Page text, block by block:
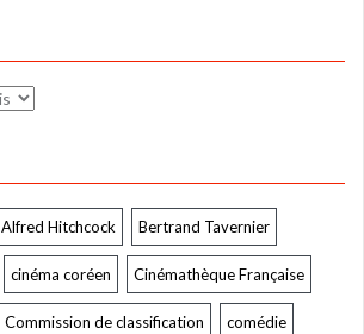
Alfred Hitchcock Bertrand Tavernier
cinéma coréen Cinémathèque Française
Commission de classification comédie